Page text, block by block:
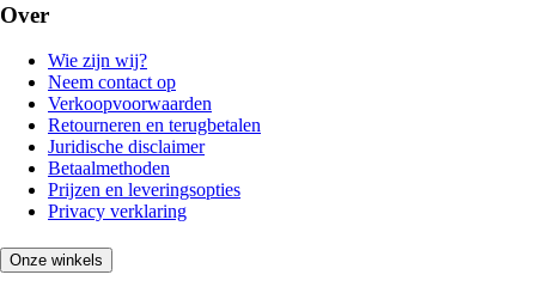
Over
Wie zijn wij?
Neem contact op
Verkoopvoorwaarden
Retourneren en terugbetalen
Juridische disclaimer
Betaalmethoden
Prijzen en leveringsopties
Privacy verklaring
Onze winkels